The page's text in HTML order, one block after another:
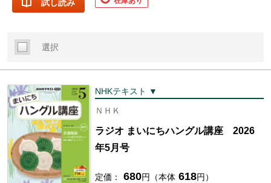
試し読み
選択
NHKテキスト ▼
ＮＨＫ
ラジオ まいにちハングル講座 2026
年5月号
定価： 680円（本体 618円）